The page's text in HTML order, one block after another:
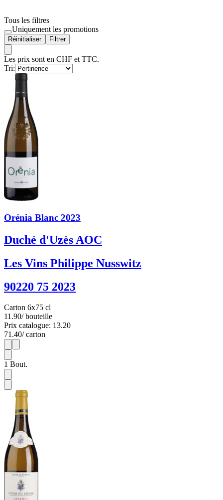
Tous les filtres
Uniquement les promotions
Réinitialiser Filtrer
Les prix sont en CHF et TTC.
Tri:
Orénia Blanc 2023
Duché d'Uzès AOC
Les Vins Philippe Nusswitz
90220 75 2023
Carton 6x75 cl
11.90/ bouteille
Prix catalogue: 13.20
71.40/ carton
1
1 Bout.